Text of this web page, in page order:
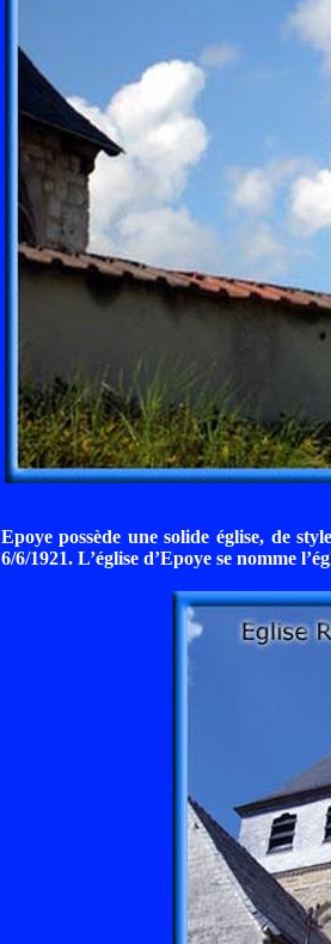
Epoye possède une solide église, de
6/6/1921. L’église d’Epoye se nomme